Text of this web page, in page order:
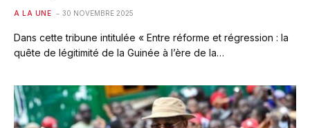
A LA UNE 30 NOVEMBRE 2025
Dans cette tribune intitulée « Entre réforme et régression : la
quête de légitimité de la Guinée à l’ère de la…